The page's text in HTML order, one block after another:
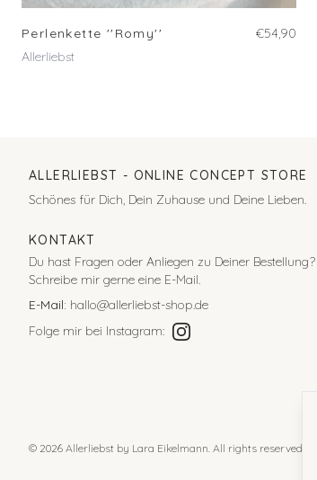
Perlenkette ''Romy''
€54,90
Allerliebst
ALLERLIEBST - ONLINE CONCEPT STORE
Schönes für Dich, Dein Zuhause und Deine Lieben.
KONTAKT
Du hast Fragen oder Anliegen zu Deiner Bestellung?
Schreibe mir gerne eine E-Mail.
E-Mail: hallo@allerliebst-shop.de
Folge mir bei Instagram:
© 2026 Allerliebst by Lara Eikelmann. All rights reserved.